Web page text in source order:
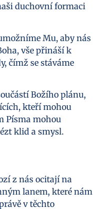
duchovní formaci
Mu, aby nás
vše přináší k
čímž se stáváme
Božího plánu,
kteří mohou
Písma mohou
klid a smysl.
z nás ocitají na
lanem, které nám
v těchto